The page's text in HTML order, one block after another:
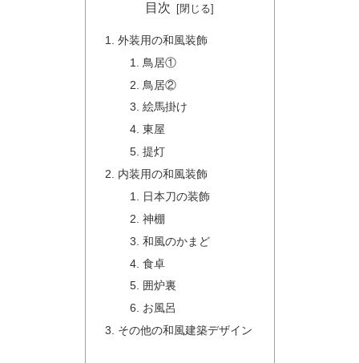
目次
外装用の和風装飾
鳥居①
鳥居②
絵馬掛け
東屋
提灯
内装用の和風装飾
日本刀の装飾
神棚
和風のかまど
食卓
囲炉裏
お風呂
その他の和風建築デザイン